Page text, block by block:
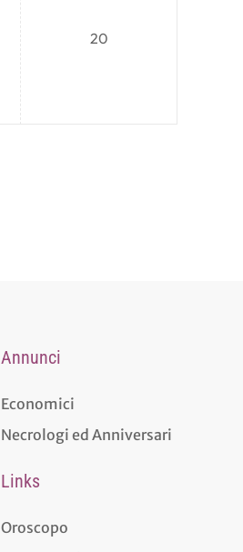
20
Annunci
Economici
Necrologi ed Anniversari
Links
Oroscopo